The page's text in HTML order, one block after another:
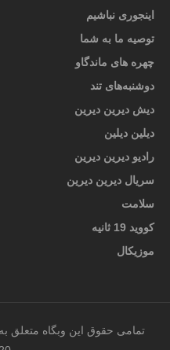
اینجوری نباشیم
توصیه ما به شما
چهره های ماندگاو
دوشنبه‌های تند
دیش دیرین دیرین
دیلین دیلین
رادیو دیرین دیرین
سریال دیرین دیرین
سلامت
کووید 19 ثانیه
موزیکال
تمامی حقوق این وبگاه متعلق